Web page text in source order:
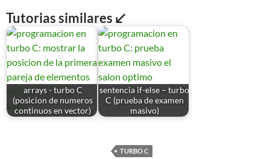
Tutorias similares ↙
arrays - turbo C
(posicion de numeros
continuos en vector)
sentencia if-else – turbo
C (prueba de examen
masivo)
TURBO C